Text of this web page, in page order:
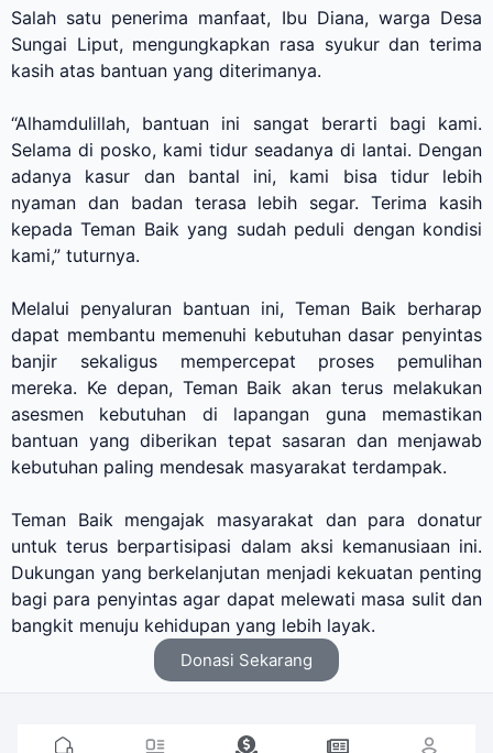
Salah satu penerima manfaat, Ibu Diana, warga Desa
Sungai Liput, mengungkapkan rasa syukur dan terima
kasih atas bantuan yang diterimanya.
“Alhamdulillah, bantuan ini sangat berarti bagi kami.
Selama di posko, kami tidur seadanya di lantai. Dengan
adanya kasur dan bantal ini, kami bisa tidur lebih
nyaman dan badan terasa lebih segar. Terima kasih
kepada Teman Baik yang sudah peduli dengan kondisi
kami,” tuturnya.
Melalui penyaluran bantuan ini, Teman Baik berharap
dapat membantu memenuhi kebutuhan dasar penyintas
banjir sekaligus mempercepat proses pemulihan
mereka. Ke depan, Teman Baik akan terus melakukan
asesmen kebutuhan di lapangan guna memastikan
bantuan yang diberikan tepat sasaran dan menjawab
kebutuhan paling mendesak masyarakat terdampak.
Teman Baik mengajak masyarakat dan para donatur
untuk terus berpartisipasi dalam aksi kemanusiaan ini.
Dukungan yang berkelanjutan menjadi kekuatan penting
bagi para penyintas agar dapat melewati masa sulit dan
bangkit menuju kehidupan yang lebih layak.
Donasi Sekarang